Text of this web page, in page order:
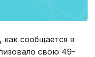
сообщается в
свою 49-